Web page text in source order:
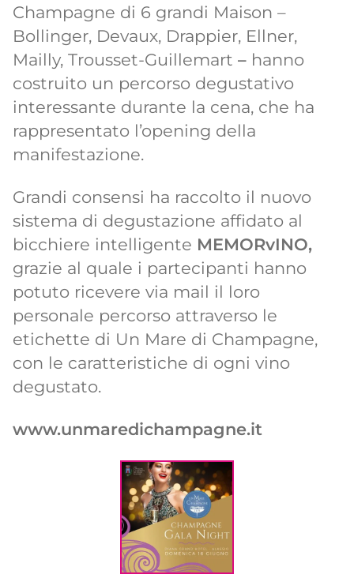
Champagne di 6 grandi Maison –
Bollinger, Devaux, Drappier, Ellner,
Mailly, Trousset-Guillemart – hanno
costruito un percorso degustativo
interessante durante la cena, che ha
rappresentato l’opening della
manifestazione.
Grandi consensi ha raccolto il nuovo
sistema di degustazione affidato al
bicchiere intelligente MEMORvINO,
grazie al quale i partecipanti hanno
potuto ricevere via mail il loro
personale percorso attraverso le
etichette di Un Mare di Champagne,
con le caratteristiche di ogni vino
degustato.
www.unmaredichampagne.it